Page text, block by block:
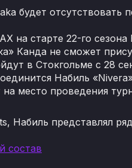
будет отсутствовать
на старте 22-го сезона
Канда не сможет
в Стокгольме с 28
Набиль
место проведения
Набиль представлял
состав